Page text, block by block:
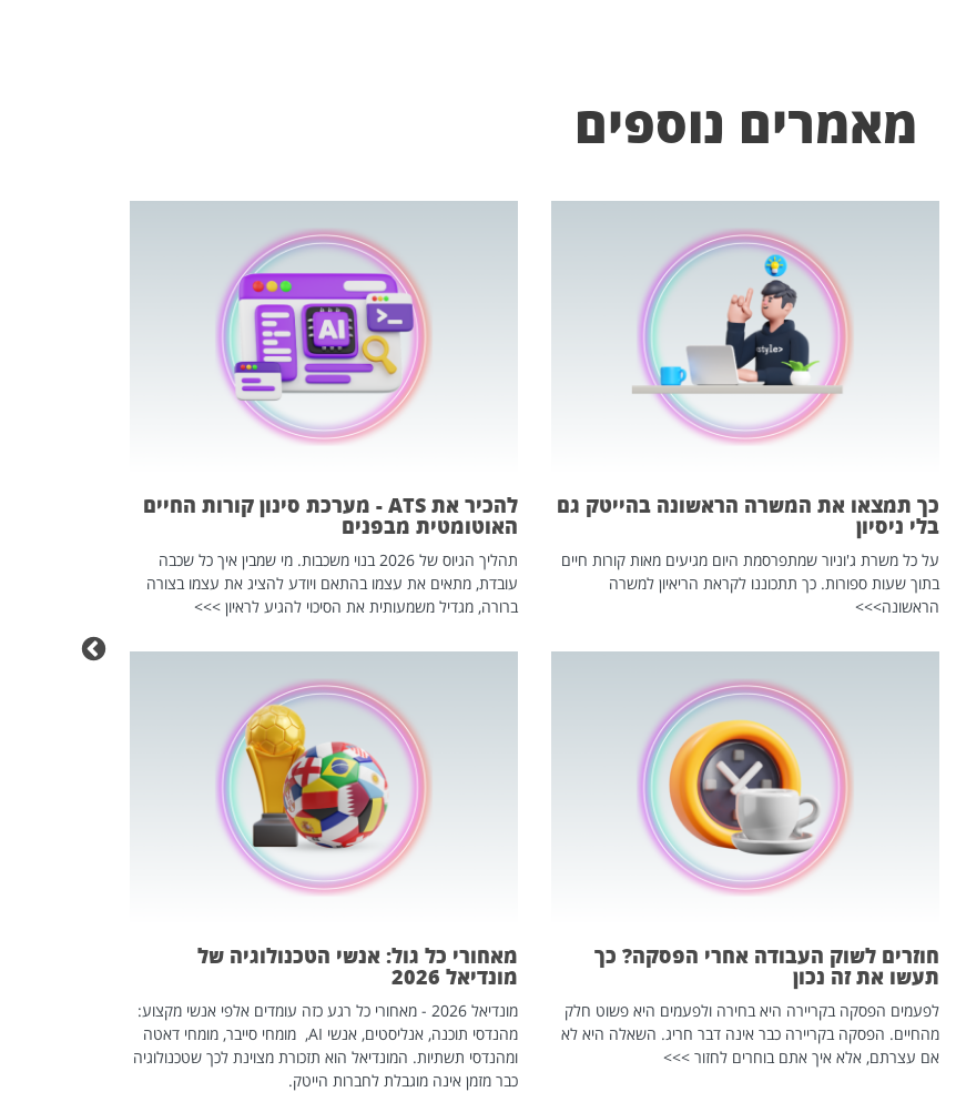
מאמרים נוספים
כך תמצאו את המשרה הראשונה בהייטק גם
בלי ניסיון
על כל משרת ג'וניור שמתפרסמת היום מגיעים מאות קורות חיים
בתוך שעות ספורות. כך תתכוננו לקראת הריאיון למשרה
הראשונה>>>
חוזרים לשוק העבודה אחרי הפסקה? כך
תעשו את זה נכון
לפעמים הפסקה בקריירה היא בחירה ולפעמים היא פשוט חלק
מהחיים. הפסקה בקריירה כבר אינה דבר חריג. השאלה היא לא
אם עצרתם, אלא איך אתם בוחרים לחזור >>>
להכיר את ATS - מערכת סינון קורות החיים
האוטומטית מבפנים
תהליך הגיוס של 2026 בנוי משכבות. מי שמבין איך כל שכבה
עובדת, מתאים את עצמו בהתאם ויודע להציג את עצמו בצורה
ברורה, מגדיל משמעותית את הסיכוי להגיע לראיון >>>
מאחורי כל גול: אנשי הטכנולוגיה של
מונדיאל 2026
מונדיאל 2026 - מאחורי כל רגע כזה עומדים אלפי אנשי מקצוע:
מהנדסי תוכנה, אנליסטים, אנשי AI, מומחי סייבר, מומחי דאטה
ומהנדסי תשתיות. המונדיאל הוא תזכורת מצוינת לכך שטכנולוגיה
כבר מזמן אינה מוגבלת לחברות הייטק.